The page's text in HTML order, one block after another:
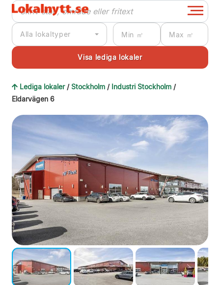
Alla lokaltyper
Lediga lokaler / Stockholm / Industri Stockholm /
Eldarvägen 6